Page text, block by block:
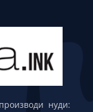
нуди: